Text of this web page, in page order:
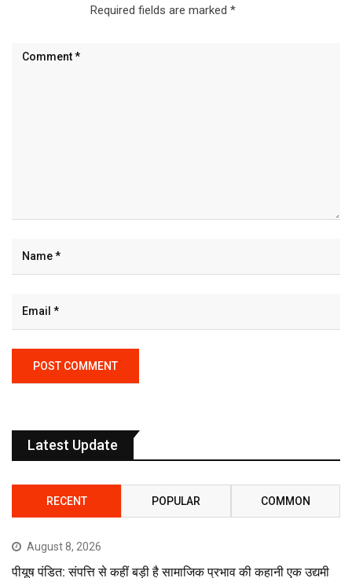
Required fields are marked *
Latest Update
RECENT POPULAR COMMON
August 8, 2026
पीयूष पंडित: संपत्ति से कहीं बड़ी है सामाजिक प्रभाव की कहानी एक उद्यमी